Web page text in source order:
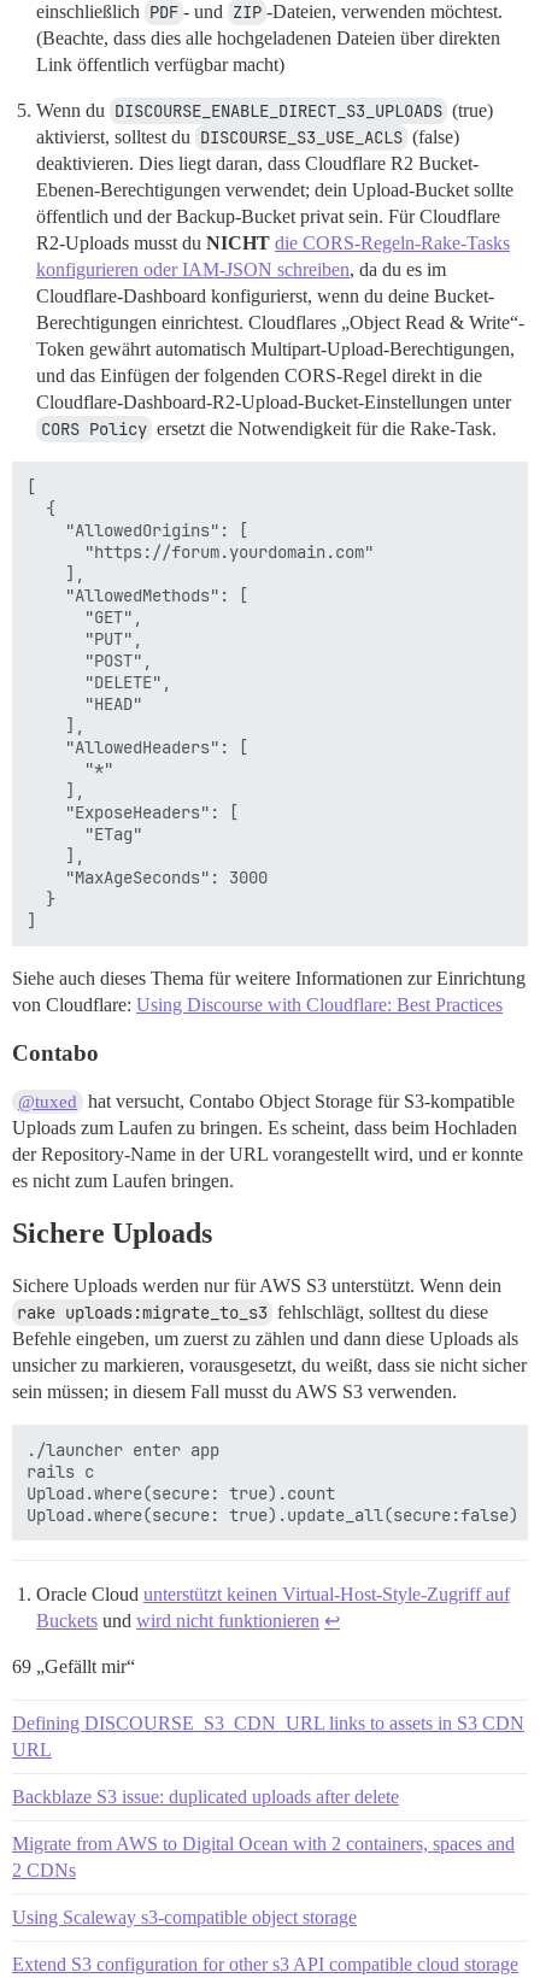
einschließlich PDF - und ZIP -Dateien, verwenden möchtest.
(Beachte, dass dies alle hochgeladenen Dateien über direkten
Link öffentlich verfügbar macht)
Wenn du DISCOURSE_ENABLE_DIRECT_S3_UPLOADS (true)
aktivierst, solltest du DISCOURSE_S3_USE_ACLS (false)
deaktivieren. Dies liegt daran, dass Cloudflare R2 Bucket-
Ebenen-Berechtigungen verwendet; dein Upload-Bucket sollte
öffentlich und der Backup-Bucket privat sein. Für Cloudflare
R2-Uploads musst du NICHT die CORS-Regeln-Rake-Tasks
konfigurieren oder IAM-JSON schreiben, da du es im
Cloudflare-Dashboard konfigurierst, wenn du deine Bucket-
Berechtigungen einrichtest. Cloudflares „Object Read & Write“-
Token gewährt automatisch Multipart-Upload-Berechtigungen,
und das Einfügen der folgenden CORS-Regel direkt in die
Cloudflare-Dashboard-R2-Upload-Bucket-Einstellungen unter
CORS Policy ersetzt die Notwendigkeit für die Rake-Task.
[
  {
    "AllowedOrigins": [
      "https://forum.yourdomain.com"
    ],
    "AllowedMethods": [
      "GET",
      "PUT",
      "POST",
      "DELETE",
      "HEAD"
    ],
    "AllowedHeaders": [
      "*"
    ],
    "ExposeHeaders": [
      "ETag"
    ],
    "MaxAgeSeconds": 3000
  }
Siehe auch dieses Thema für weitere Informationen zur Einrichtung
von Cloudflare: Using Discourse with Cloudflare: Best Practices
Contabo
@tuxed
hat versucht, Contabo Object Storage für S3-kompatible
Uploads zum Laufen zu bringen. Es scheint, dass beim Hochladen
der Repository-Name in der URL vorangestellt wird, und er konnte
es nicht zum Laufen bringen.
Sichere Uploads
Sichere Uploads werden nur für AWS S3 unterstützt. Wenn dein
rake uploads:migrate_to_s3 fehlschlägt, solltest du diese
Befehle eingeben, um zuerst zu zählen und dann diese Uploads als
unsicher zu markieren, vorausgesetzt, du weißt, dass sie nicht sicher
sein müssen; in diesem Fall musst du AWS S3 verwenden.
./launcher enter app
rails c
Upload.where(secure: true).count
Oracle Cloud unterstützt keinen Virtual-Host-Style-Zugriff auf
Buckets und wird nicht funktionieren ↩︎
69 „Gefällt mir“
Defining DISCOURSE_S3_CDN_URL links to assets in S3 CDN
URL
Backblaze S3 issue: duplicated uploads after delete
Migrate from AWS to Digital Ocean with 2 containers, spaces and
2 CDNs
Using Scaleway s3-compatible object storage
Extend S3 configuration for other s3 API compatible cloud storage